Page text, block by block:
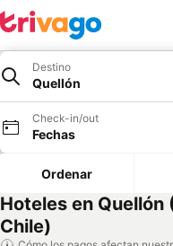
Destino
Quellón
Check-in/out
Fechas
Ordenar
Hoteles en Quellón
Chile)